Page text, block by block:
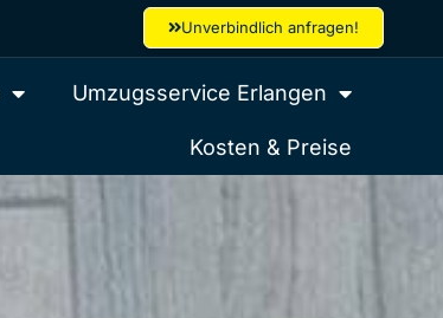
Unverbindlich anfragen!
Umzugsservice Erlangen
Kosten & Preise